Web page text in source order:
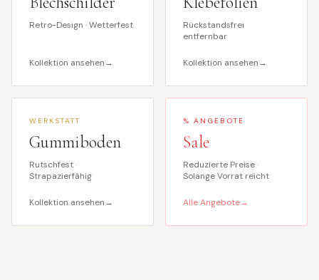
Retro-Design · Wetterfest
Kollektion ansehen→
Rückstandsfrei
entfernbar
Kollektion ansehen→
WERKSTATT
Gummiboden
Rutschfest ·
Strapazierfähig
Kollektion ansehen→
% ANGEBOTE
Sale
Reduzierte Preise ·
Solange Vorrat reicht
Alle Angebote→